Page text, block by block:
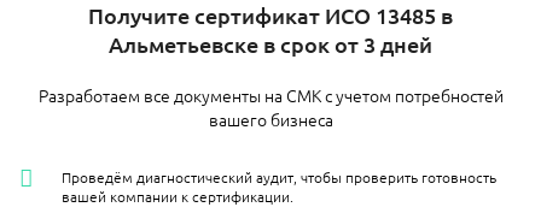
Получите сертификат ИСО 13485 в
Альметьевске в срок от 3 дней
Разработаем все документы на СМК с учетом потребностей
вашего бизнеса
Проведём диагностический аудит, чтобы проверить готовность
вашей компании к сертификации.